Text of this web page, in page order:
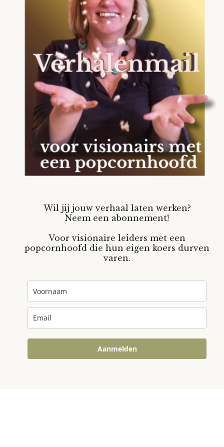
Wil jij jouw verhaal laten werken?
Neem een abonnement!
Voor visionaire leiders met een
popcornhoofd die hun eigen koers durven
varen.
Aanmelden